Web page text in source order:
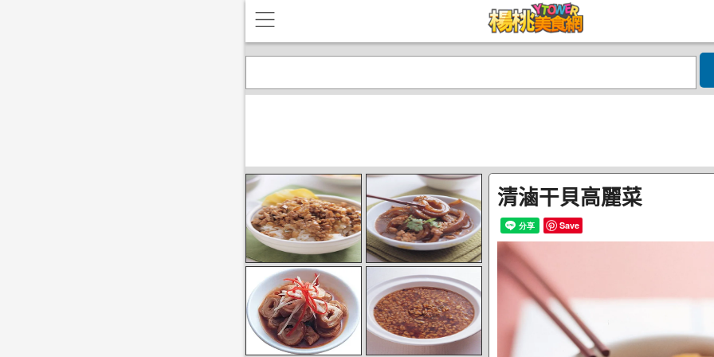
清滷干貝高麗菜
Save